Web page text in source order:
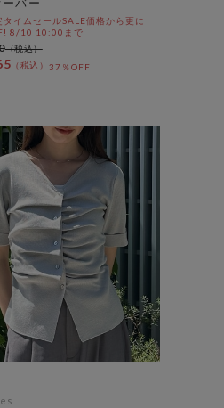
タイムセールSALE価格から更に
8/10 10:00まで
37％OFF